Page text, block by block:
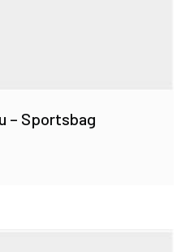
– Sportsbag